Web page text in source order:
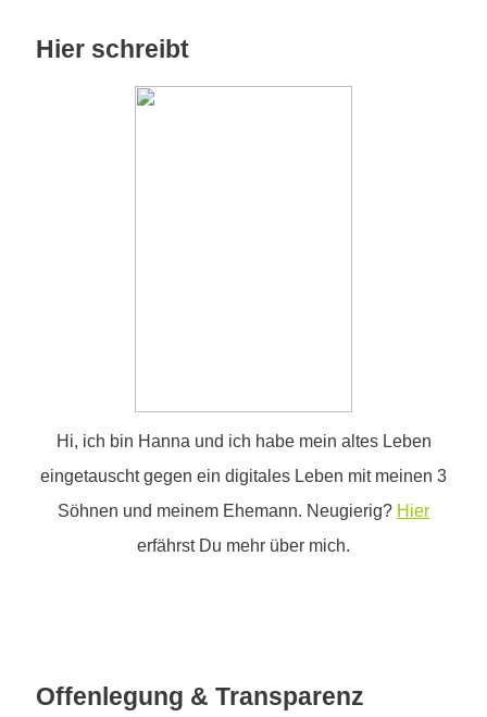
Hier schreibt
Hi, ich bin Hanna und ich habe mein altes Leben
eingetauscht gegen ein digitales Leben mit meinen 3
Söhnen und meinem Ehemann. Neugierig? Hier
erfährst Du mehr über mich.
Offenlegung & Transparenz